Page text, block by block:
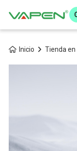
Inicio Tienda en